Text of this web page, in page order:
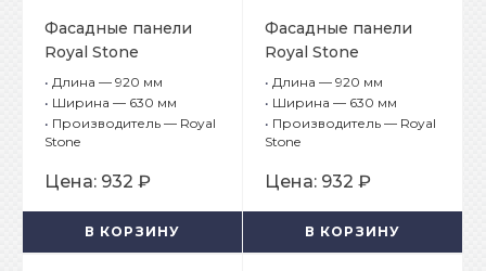
Фасадные панели
Royal Stone
Облицовочный
кирпич Нельсон
• Длина — 920 мм
• Ширина — 630 мм
• Производитель — Royal
Stone
Цена: 932 ₽
В КОРЗИНУ
Фасадные панели
Royal Stone
Облицовочный
кирпич Квинстаун
• Длина — 920 мм
• Ширина — 630 мм
• Производитель — Royal
Stone
Цена: 932 ₽
В КОРЗИНУ